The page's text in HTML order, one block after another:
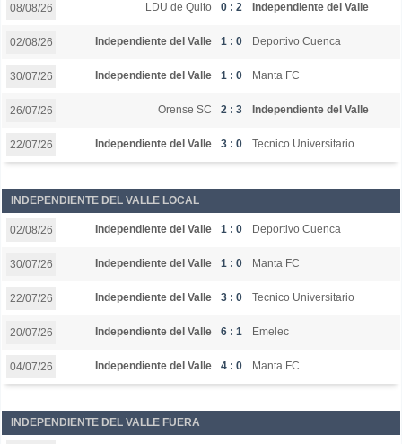
08/08/26 LDU de Quito 0 : 2 Independiente del Valle
02/08/26 Independiente del Valle 1 : 0 Deportivo Cuenca
30/07/26 Independiente del Valle 1 : 0 Manta FC
26/07/26 Orense SC 2 : 3 Independiente del Valle
22/07/26 Independiente del Valle 3 : 0 Tecnico Universitario
INDEPENDIENTE DEL VALLE LOCAL
02/08/26 Independiente del Valle 1 : 0 Deportivo Cuenca
30/07/26 Independiente del Valle 1 : 0 Manta FC
22/07/26 Independiente del Valle 3 : 0 Tecnico Universitario
20/07/26 Independiente del Valle 6 : 1 Emelec
04/07/26 Independiente del Valle 4 : 0 Manta FC
INDEPENDIENTE DEL VALLE FUERA